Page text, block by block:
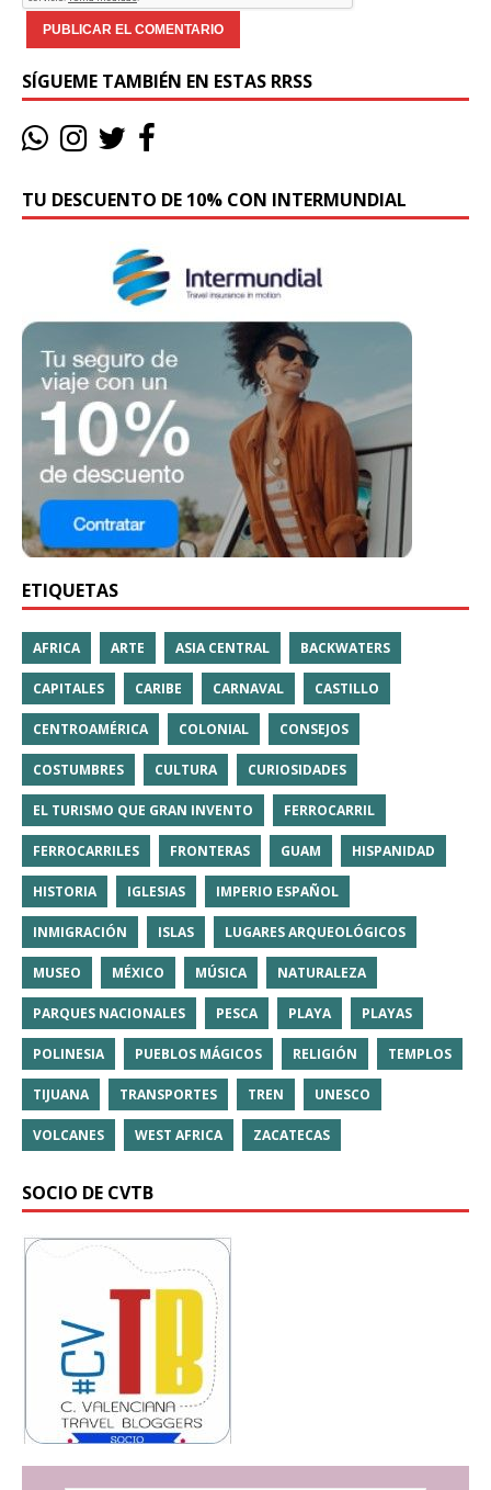
SÍGUEME TAMBIÉN EN ESTAS RRSS
TU DESCUENTO DE 10% CON INTERMUNDIAL
ETIQUETAS
AFRICA ARTE ASIA CENTRAL BACKWATERS
CAPITALES CARIBE CARNAVAL CASTILLO
CENTROAMÉRICA COLONIAL CONSEJOS
COSTUMBRES CULTURA CURIOSIDADES
EL TURISMO QUE GRAN INVENTO FERROCARRIL
FERROCARRILES FRONTERAS GUAM HISPANIDAD
HISTORIA IGLESIAS IMPERIO ESPAÑOL
INMIGRACIÓN ISLAS LUGARES ARQUEOLÓGICOS
MUSEO MÉXICO MÚSICA NATURALEZA
PARQUES NACIONALES PESCA PLAYA PLAYAS
POLINESIA PUEBLOS MÁGICOS RELIGIÓN TEMPLOS
TIJUANA TRANSPORTES TREN UNESCO
VOLCANES WEST AFRICA ZACATECAS
SOCIO DE CVTB